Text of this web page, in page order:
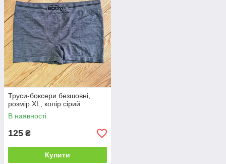
Труси-боксери безшовні,
розмір XL, колір сірий
В наявності
125 ₴
Купити